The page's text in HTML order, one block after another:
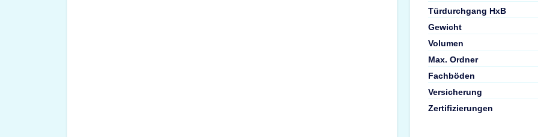
Türdurchgang HxB
Gewicht
Volumen
Max. Ordner
Fachböden
Versicherung
Zertifizierungen